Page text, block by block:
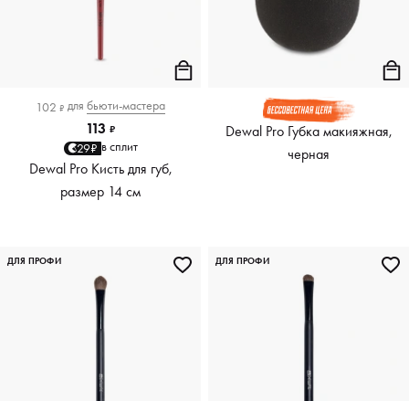
102 ₽ для бьюти-мастера
113 ₽
29₽ в сплит
Dewal Pro Кисть для губ,
размер 14 см
Dewal Pro Губка макияжная,
черная
ДЛЯ ПРОФИ ДЛЯ ПРОФИ